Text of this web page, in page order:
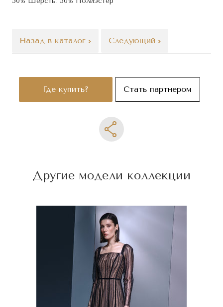
Назад в каталог Следующий
Где купить? Стать партнером
Другие модели коллекции